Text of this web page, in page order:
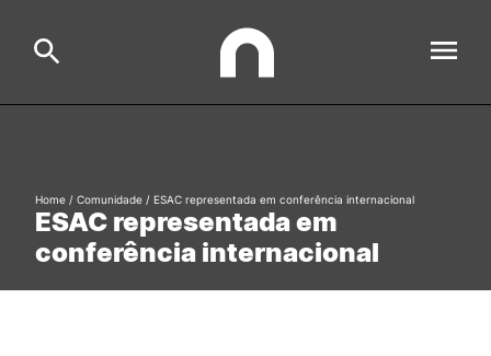
Estudar
Formative Offer General
ESAC representada em
conferência internacional
Home / Comunidade / ESAC representada em conferência internacional